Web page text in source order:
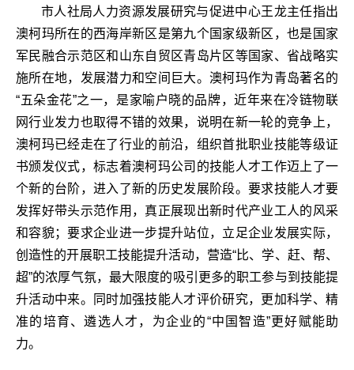
市人社局人力资源发展研究与促进中心王龙主任指出
澳柯玛所在的西海岸新区是第九个国家级新区，也是国家
军民融合示范区和山东自贸区青岛片区等国家、省战略实
施所在地，发展潜力和空间巨大。澳柯玛作为青岛著名的
“五朵金花”之一，是家喻户晓的品牌，近年来在冷链物联
网行业发力也取得不错的效果，说明在新一轮的竞争上，
澳柯玛已经走在了行业的前沿，组织首批职业技能等级证
书颁发仪式，标志着澳柯玛公司的技能人才工作迈上了一
个新的台阶，进入了新的历史发展阶段。要求技能人才要
发挥好带头示范作用，真正展现出新时代产业工人的风采
和容貌；要求企业进一步提升站位，立足企业发展实际，
创造性的开展职工技能提升活动，营造“比、学、赶、帮、
超”的浓厚气氛，最大限度的吸引更多的职工参与到技能提
升活动中来。同时加强技能人才评价研究，更加科学、精
准的培育、遴选人才，为企业的“中国智造”更好赋能助
力。